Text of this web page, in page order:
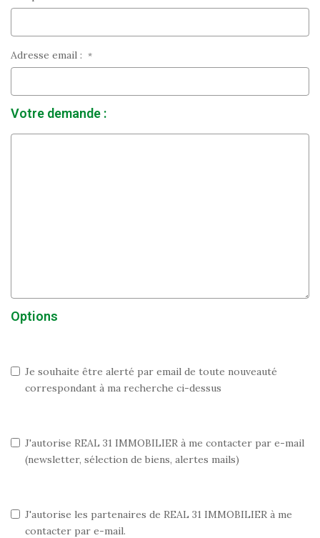
Adresse email : *
Votre demande :
Options
Je souhaite être alerté par email de toute nouveauté
correspondant à ma recherche ci-dessus
J'autorise REAL 31 IMMOBILIER à me contacter par e-mail
(newsletter, sélection de biens, alertes mails)
J'autorise les partenaires de REAL 31 IMMOBILIER à me
contacter par e-mail.